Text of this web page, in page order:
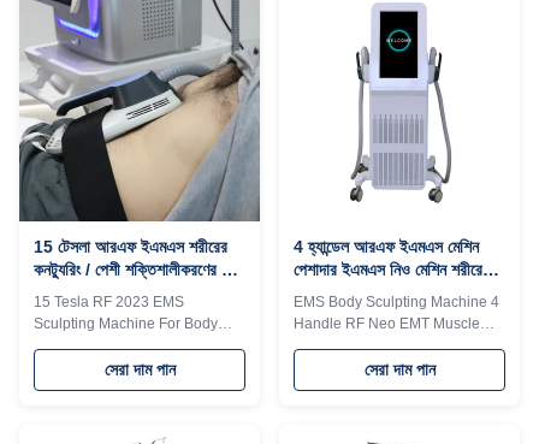
train and increase
muscledensity and volume *
REDUCE FAT The ultimate
contraction of muscle needsa
large amount of energy supply,
so thefat cells beside the muscle
are alsoconsumed,leading to
naturalapoptosis and
effectivereduction of fatthickness
* Muscle Sculpt Exercising the
stimulator Body Sculpting
Machine Would you want to get
quick reply within 24 hours
online ? 16 years beauty
medical equipment
manufacturer Please contact my
Tel/WhatsApp/Wechat number :
+8613792693152 The
professional machine is use for
beauty salon, spa, clinic ect. We
15 টেসলা আরএফ ইএমএস শরীরের
কনট্যুরিং / পেশী শক্তিশালীকরণের জন্য
স্লিমিং মেশিন
15 Tesla RF 2023 EMS
Sculpting Machine For Body
Contouring And Muscle
Strengthening Products
Description Function * BUILD
সেরা দাম পান
4 হ্যান্ডেল আরএফ ইএমএস মেশিন
পেশাদার ইএমএস নিও মেশিন শরীরের
কনট্যুরিং জন্য
EMS Body Sculpting Machine 4
Handle RF Neo EMT Muscle
Stimulator For Body Contouring
Products Description Function
Function * BUILD MUSCLE The
সেরা দাম পান